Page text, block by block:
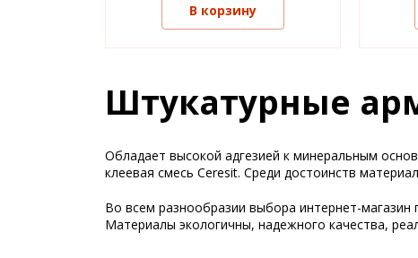
В корзину
Штукатурные
Обладает высокой адгезией к минеральным
клеевая смесь Ceresit. Среди достоинств
Во всем разнообразии выбора интернет-магазин
Материалы экологичны, надежного качества,